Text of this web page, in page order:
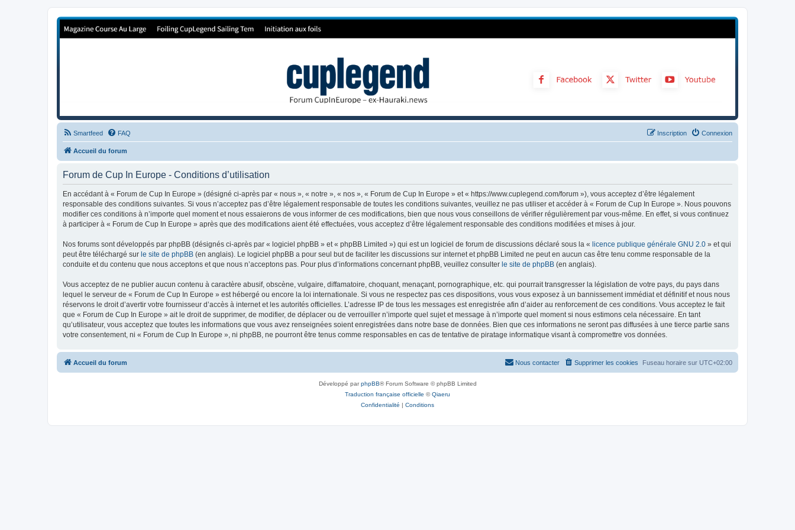
Forum de Cup In Europe
Smartfeed FAQ Connexion
Inscription
Accueil du forum
Forum de Cup In Europe - Conditions d’utilisation
En accédant à « Forum de Cup In Europe » (désigné ci-après par « nous », « notre », « nos », « Forum de Cup In Europe » et « https://www.cuplegend.com/forum »), vous acceptez d’être légalement
responsable des conditions suivantes. Si vous n’acceptez pas d’être légalement responsable de toutes les conditions suivantes, veuillez ne pas utiliser et accéder à « Forum de Cup In Europe ». Nous pouvons
modifier ces conditions à n’importe quel moment et nous essaierons de vous informer de ces modifications, bien que nous vous conseillons de vérifier régulièrement par vous-même. En effet, si vous continuez
à participer à « Forum de Cup In Europe » après que des modifications aient été effectuées, vous acceptez d’être légalement responsable des conditions modifiées et mises à jour.
Nos forums sont développés par phpBB (désignés ci-après par « logiciel phpBB » et « phpBB Limited ») qui est un logiciel de forum de discussions déclaré sous la « licence publique générale GNU 2.0 » et qui
peut être téléchargé sur le site de phpBB (en anglais). Le logiciel phpBB a pour seul but de faciliter les discussions sur internet et phpBB Limited ne peut en aucun cas être tenu comme responsable de la
conduite et du contenu que nous acceptons et que nous n’acceptons pas. Pour plus d’informations concernant phpBB, veuillez consulter le site de phpBB (en anglais).
Vous acceptez de ne publier aucun contenu à caractère abusif, obscène, vulgaire, diffamatoire, choquant, menaçant, pornographique, etc. qui pourrait transgresser la législation de votre pays, du pays dans
lequel le serveur de « Forum de Cup In Europe » est hébergé ou encore la loi internationale. Si vous ne respectez pas ces dispositions, vous vous exposez à un bannissement immédiat et définitif et nous nous
réservons le droit d’avertir votre fournisseur d’accès à internet et les autorités officielles. L’adresse IP de tous les messages est enregistrée afin d’aider au renforcement de ces conditions. Vous acceptez le fait
que « Forum de Cup In Europe » ait le droit de supprimer, de modifier, de déplacer ou de verrouiller n’importe quel sujet et message à n’importe quel moment si nous estimons cela nécessaire. En tant
qu’utilisateur, vous acceptez que toutes les informations que vous avez renseignées soient enregistrées dans notre base de données. Bien que ces informations ne seront pas diffusées à une tierce partie sans
votre consentement, ni « Forum de Cup In Europe », ni phpBB, ne pourront être tenus comme responsables en cas de tentative de piratage informatique visant à compromettre vos données.
Accueil du forum Fuseau horaire sur UTC+02:00
Supprimer les cookies
Nous contacter
Développé parphpBB® Forum Software © phpBB Limited
Traduction française officielle ©Qiaeru
Confidentialité | Conditions